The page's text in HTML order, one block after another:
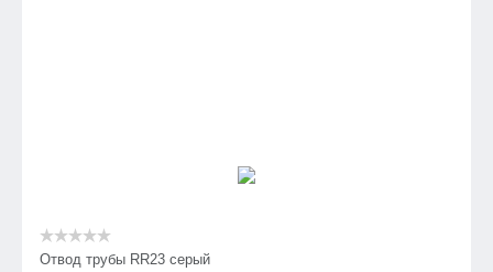
Отвод трубы RR23 серый